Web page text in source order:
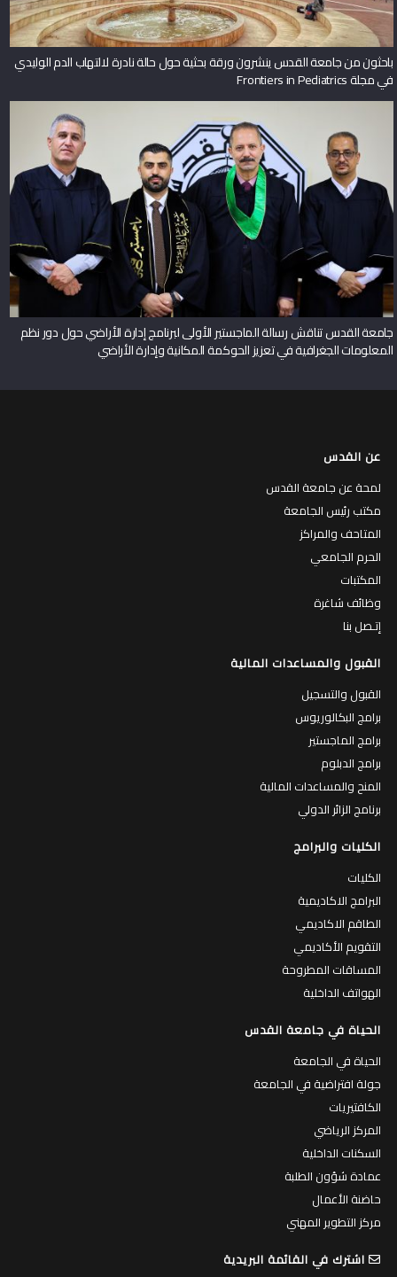
باحثون من جامعة القدس ينشرون ورقة بحثية حول حالة نادرة لالتهاب الدم الوليدي
في مجلة Frontiers in Pediatrics
جامعة القدس تناقش رسالة الماجستير الأولى لبرنامج إدارة الأراضي حول دور نظم
المعلومات الجغرافية في تعزيز الحوكمة المكانية وإدارة الأراضي
عن القدس
لمحة عن جامعة القدس
مكتب رئيس الجامعة
المتاحف والمراكز
الحرم الجامعي
المكتبات
وظائف شاغرة
إتـصل بنا
القبول والمساعدات المالية
القبول والتسجيل
برامج البكالوريوس
برامج الماجستير
برامج الدبلوم
المنح والمساعدات المالية
برنامج الزائر الدولي
الكليات والبرامج
الكليات
البرامج الاكاديمية
الطاقم الاكاديمي
التقويم الأكاديمي
المساقات المطروحة
الهواتف الداخلية
الحياة في جامعة القدس
الحياة في الجامعة
جولة افتراضية في الجامعة
الكافتيريات
المركز الرياضي
السكنات الداخلية
عمادة شؤون الطلبة
حاضنة الأعمال
مركز التطوير المهني
اشترك في القائمة البريدية